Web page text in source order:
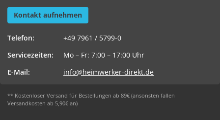
Kontakt aufnehmen
Telefon:
+49 7961 / 5799-0
Servicezeiten:
Mo – Fr: 7:00 – 17:00 Uhr
E-Mail:
info@heimwerker-direkt.de
** Kostenloser Versand für Bestellungen ab 89€ (ansonsten fallen
Versandkosten ab 5,90€ an)